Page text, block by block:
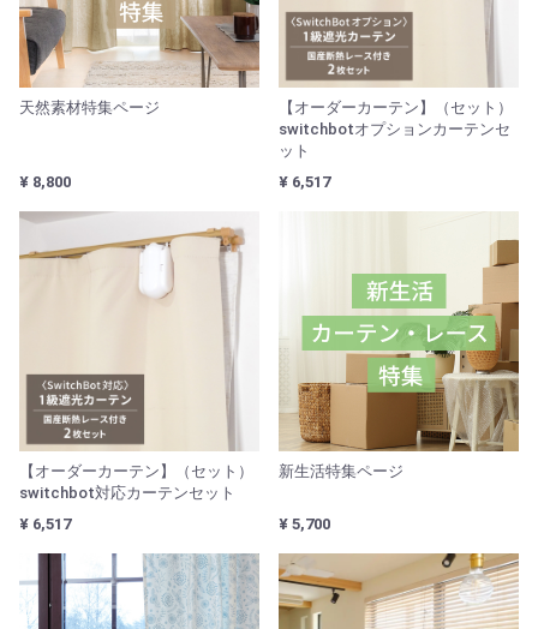
天然素材特集ページ
¥ 8,800
【オーダーカーテン】（セット）
switchbotオプションカーテンセ
ット
¥ 6,517
【オーダーカーテン】（セット）
switchbot対応カーテンセット
¥ 6,517
新生活特集ページ
¥ 5,700